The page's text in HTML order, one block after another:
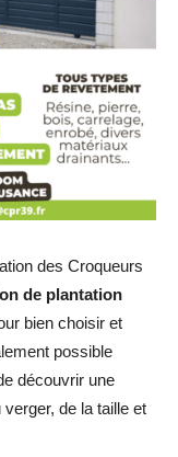
des Croqueurs
de plantation
bien choisir et
possible
découvrir une
verger, de la taille et